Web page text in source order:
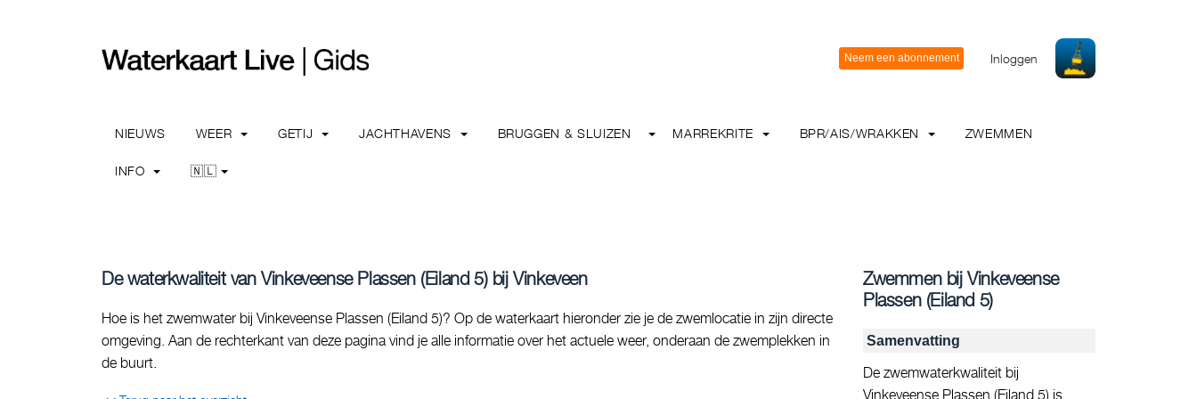
Inloggen
NIEUWS WEER GETIJ JACHTHAVENS BRUGGEN & SLUIZEN MARREKRITE BPR/AIS/WRAKKEN ZWEMMEN
INFO 🇳🇱
De waterkwaliteit van Vinkeveense Plassen (Eiland 5) bij Vinkeveen
Hoe is het zwemwater bij Vinkeveense Plassen (Eiland 5)? Op de waterkaart hieronder zie je de zwemlocatie in zijn directe
omgeving. Aan de rechterkant van deze pagina vind je alle informatie over het actuele weer, onderaan de zwemplekken in
de buurt.
Zwemmen bij Vinkeveense
Plassen (Eiland 5)
Samenvatting
De zwemwaterkwaliteit bij
Vinkeveense Plassen (Eiland 5) is